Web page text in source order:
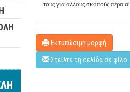
τους για άλλους σκοπούς πέρα
Εκτυπώσιμη μορφή
Στείλτε τη σελίδα σε φίλο